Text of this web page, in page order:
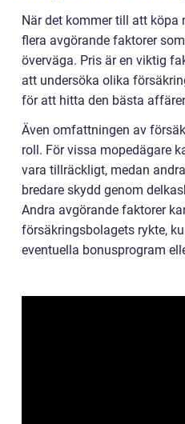
När det kommer till att
flera avgörande faktorer
överväga. Pris är en viktig
att undersöka olika
för att hitta den bästa
Även omfattningen av
roll. För vissa mopedägare
vara tillräckligt, medan
bredare skydd genom
Andra avgörande faktorer
försäkringsbolagets rykte,
eventuella bonusprogram